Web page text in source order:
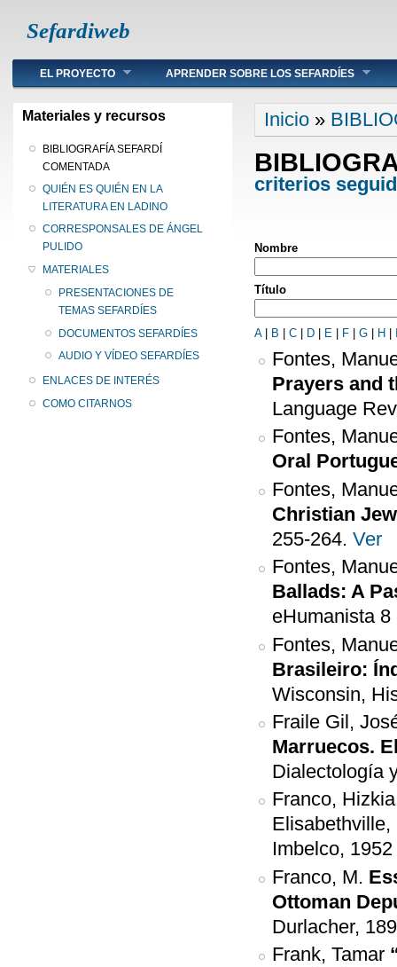
Sefardiweb
Main menu
EL PROYECTO APRENDER SOBRE LOS SEFARDÍES
Materiales y recursos
BIBLIOGRAFÍA SEFARDÍ
COMENTADA
QUIÉN ES QUIÉN EN LA
LITERATURA EN LADINO
CORRESPONSALES DE ÁNGEL
PULIDO
MATERIALES
PRESENTACIONES DE
TEMAS SEFARDÍES
DOCUMENTOS SEFARDÍES
AUDIO Y VÍDEO SEFARDÍES
ENLACES DE INTERÉS
COMO CITARNOS
Se encuentra
Inicio »
criterios
Nombre
Título
A B C D E F G H
Fontes,
Prayers and
Language
Fontes,
Oral
Fontes,
Christian
255-264. Ver
Fontes,
Ballads: A
eHumanista
Fontes,
Brasileiro:
Wisconsin,
Fraile Gil,
Marruecos.
Dialectología
Franco,
Imbelco, 1952
Franco, M.
Ottoman
Durlacher,
Frank, Tamar